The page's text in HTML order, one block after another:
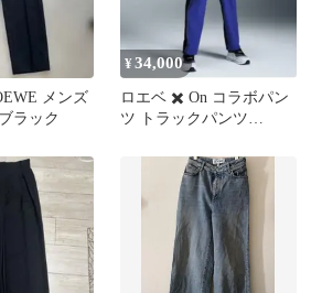
メンズ
ラック
¥34,000
ロエベ ✖️ On コラボパン
ツ トラックパンツ